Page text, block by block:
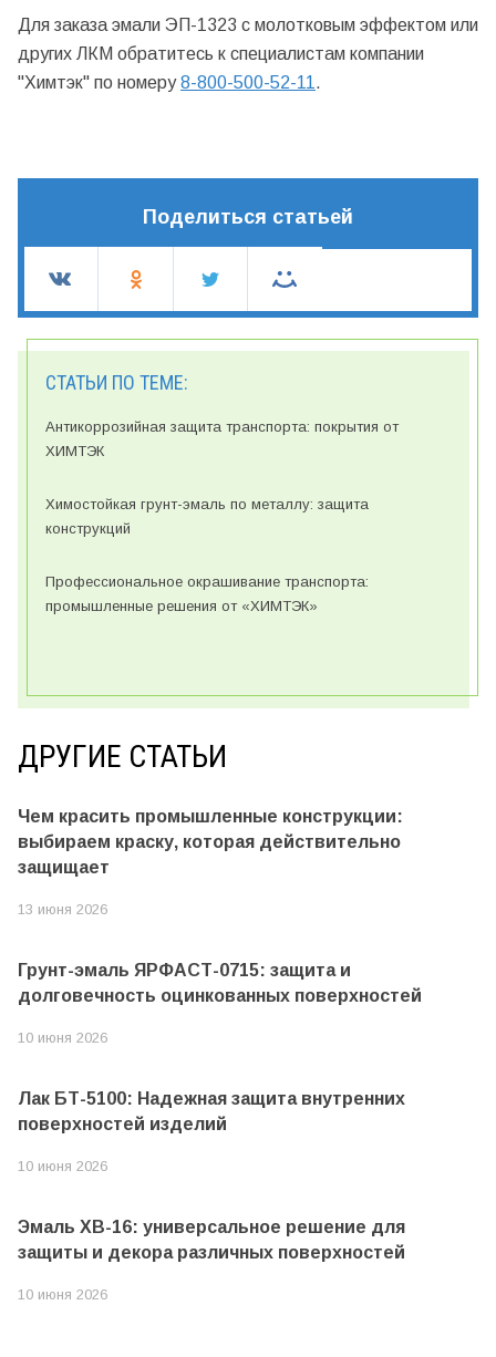
Для заказа эмали ЭП-1323 с молотковым эффектом или
других ЛКМ обратитесь к специалистам компании
"Химтэк" по номеру8-800-500-52-11 .
Поделиться статьей
СТАТЬИ ПО ТЕМЕ:
Антикоррозийная защита транспорта: покрытия от
ХИМТЭК
Химостойкая грунт-эмаль по металлу: защита
конструкций
Профессиональное окрашивание транспорта:
промышленные решения от «ХИМТЭК»
ДРУГИЕ СТАТЬИ
Чем красить промышленные конструкции:
выбираем краску, которая действительно
защищает
13 июня 2026
Грунт-эмаль ЯРФАСТ-0715: защита и
долговечность оцинкованных поверхностей
10 июня 2026
Лак БТ-5100: Надежная защита внутренних
поверхностей изделий
10 июня 2026
Эмаль ХВ-16: универсальное решение для
защиты и декора различных поверхностей
10 июня 2026